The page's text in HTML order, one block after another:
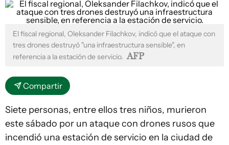
El fiscal regional, Oleksander Filachkov, indicó que el ataque con
tres drones destruyó "una infraestructura sensible", en
referencia a la estación de servicio. AFP
Compartir
Siete personas, entre ellos tres niños, murieron
este sábado por un ataque con drones rusos que
incendió una estación de servicio en la ciudad de